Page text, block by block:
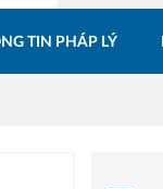
TIN PHÁP LÝ